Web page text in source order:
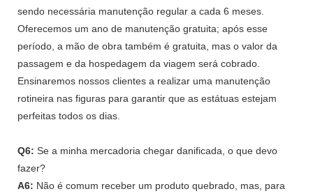
sendo necessária manutenção regular a cada 6 meses.
Oferecemos um ano de manutenção gratuita; após esse
período, a mão de obra também é gratuita, mas o valor da
passagem e da hospedagem da viagem será cobrado.
Ensinaremos nossos clientes a realizar uma manutenção
rotineira nas figuras para garantir que as estátuas estejam
perfeitas todos os dias.
Q6: Se a minha mercadoria chegar danificada, o que devo
fazer?
A6: Não é comum receber um produto quebrado, mas, para